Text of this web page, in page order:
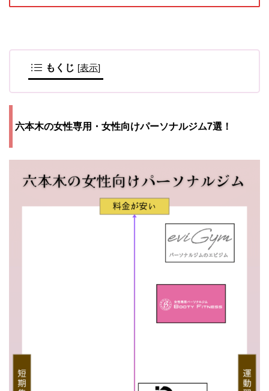
もくじ [表示]
六本木の女性専用・女性向けパーソナルジム7選！